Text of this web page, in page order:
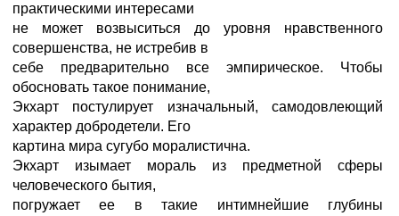
практическими интересами
не может возвыситься до уровня нравственного
совершенства, не истребив в
себе предварительно все эмпирическое. Чтобы
обосновать такое понимание,
Экхарт постулирует изначальный, самодовлеющий
характер добродетели. Его
картина мира сугубо моралистична.
Экхарт изымает мораль из предметной сферы
человеческого бытия,
погружает ее в такие интимнейшие глубины